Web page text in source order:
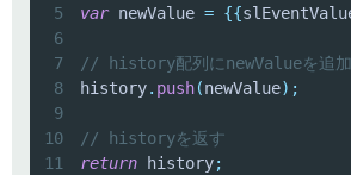
5
var newValue = {{
6
7
// history配列にnewValueを追加
8
history. push(newValue) ;
9
10
// historyを返す
11
return history;